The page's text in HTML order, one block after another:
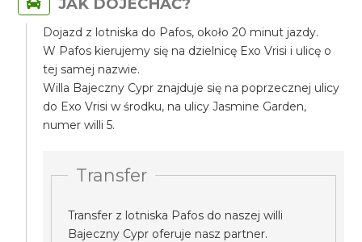
Dojazd z lotniska do Pafos, około 20 minut jazdy.
W Pafos kierujemy się na dzielnicę Exo Vrisi i ulicę o
tej samej nazwie.
Willa Bajeczny Cypr znajduje się na poprzecznej ulicy
do Exo Vrisi w środku, na ulicy Jasmine Garden,
numer willi 5.
Transfer
Transfer z lotniska Pafos do naszej willi
Bajeczny Cypr oferuje nasz partner.